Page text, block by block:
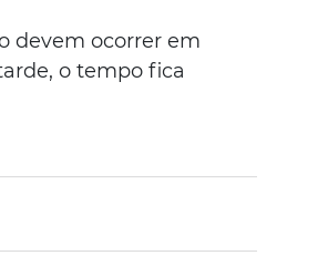
devem ocorrer em
o tempo fica